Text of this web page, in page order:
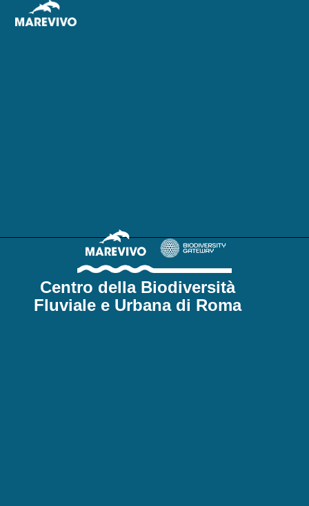
Centro della Biodiversità
Fluviale e Urbana di Roma